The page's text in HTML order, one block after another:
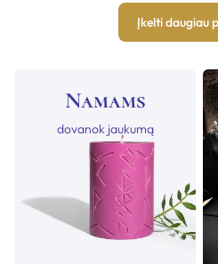
Įkelti daugiau
Namams
dovanok jaukumą